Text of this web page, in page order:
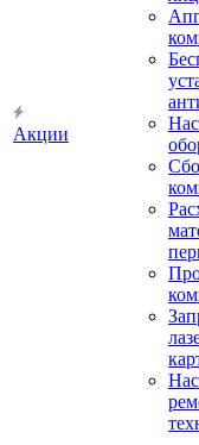
Акции